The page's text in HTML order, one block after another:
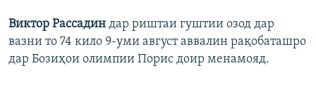
Виктор Рассадин дар риштаи гуштии озод дар
вазни то 74 кило 9-уми август аввалин рақобаташро
дар Бозиҳои олимпии Порис доир менамояд.